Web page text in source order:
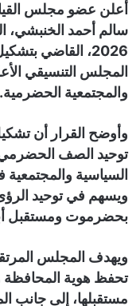
أعلن عضو مجلس
2026، القاضي
المجلس التنسيقي
والمجتمعية الحضرمية.
وأوضح القرار أن
توحيد الصف
السياسية
ويسهم في توحيد
بحضرموت ومستقبل
ويهدف المجلس
تحفظ هوية المحافظة
مستقبلها، إلى جانب